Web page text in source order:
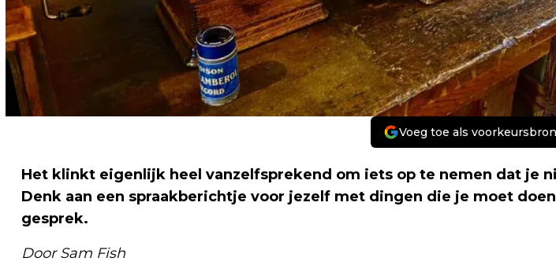
Voeg toe als
Het klinkt eigenlijk heel vanzelfsprekend om iets op te nemen dat je
Denk aan een spraakberichtje voor jezelf met dingen die je moet
gesprek.
Door Sam Fish